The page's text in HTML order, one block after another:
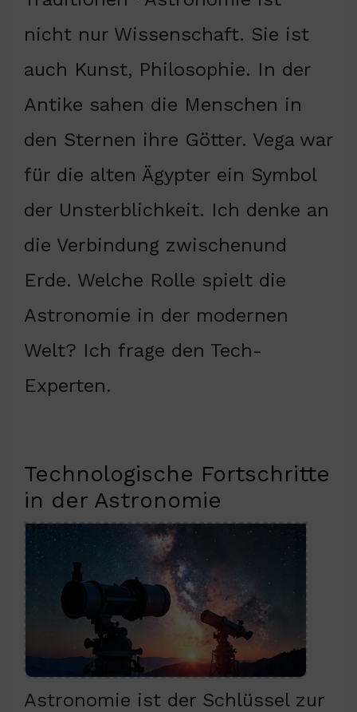
nicht nur Wissenschaft. Sie ist
auch Kunst, Philosophie. In der
Antike sahen die Menschen in
den Sternen ihre Götter. Vega war
für die alten Ägypter ein Symbol
der Unsterblichkeit. Ich denke an
die Verbindung zwischenund
Erde. Welche Rolle spielt die
Astronomie in der modernen
Welt? Ich frage den Tech-
Experten.
Technologische Fortschritte
in der Astronomie
Astronomie ist der Schlüssel zur